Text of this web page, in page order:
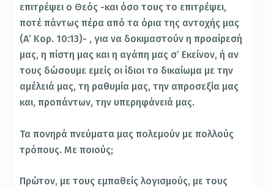
επιτρέψει ο Θεός -και όσο τους το επιτρέψει,
ποτέ πάντως πέρα από τα όρια της αντοχής μας
(Α’ Κορ. 10:13)- , για να δοκιμαστούν η προαίρεσή
μας, η πίστη μας και η αγάπη μας σ’ Εκείνον, ή αν
τους δώσουμε εμείς οι ίδιοι το δικαίωμα με την
αμέλειά μας, τη ραθυμία μας, την απροσεξία μας
και, προπάντων, την υπερηφάνειά μας.
Τα πονηρά πνεύματα μας πολεμούν με πολλούς
τρόπους. Με ποιούς;
Πρώτον, με τους εμπαθείς λογισμούς, με τους